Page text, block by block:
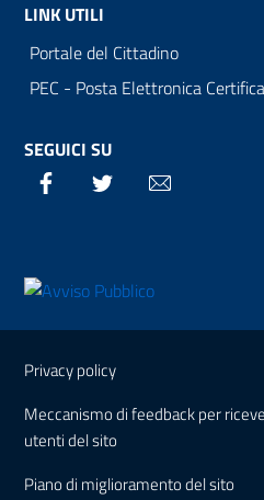
LINK UTILI
Portale del Cittadino
PEC - Posta Elettronica
SEGUICI SU
Facebook Twitter
Sezione Link Utili
Privacy policy
Meccanismo di feedback per
utenti del sito
Piano di miglioramento del sito